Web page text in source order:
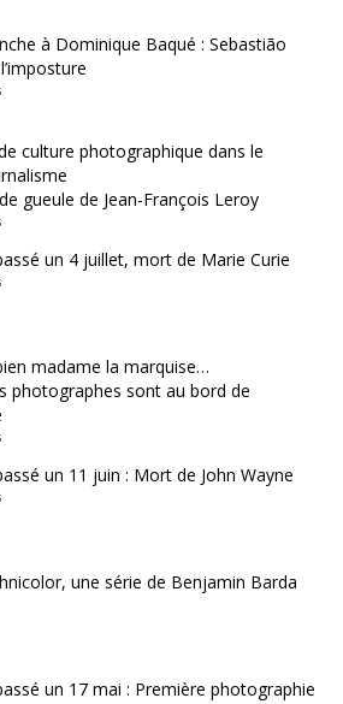
à Dominique Baqué : Sebastião
culture photographique dans le
gueule de Jean-François Leroy
un 4 juillet, mort de Marie Curie
madame la marquise…
photographes sont au bord de
un 11 juin : Mort de John Wayne
une série de Benjamin Barda
un 17 mai : Première photographie